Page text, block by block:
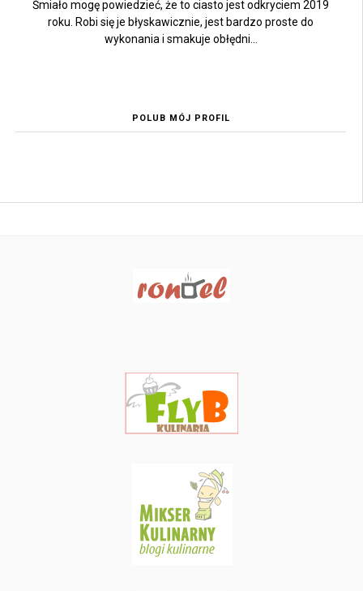
Śmiało mogę powiedzieć, że to ciasto jest odkryciem 2019
roku. Robi się je błyskawicznie, jest bardzo proste do
wykonania i smakuje obłędni...
POLUB MÓJ PROFIL